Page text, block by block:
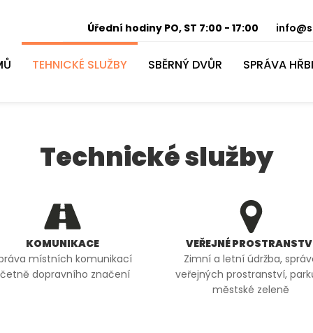
Úřední hodiny PO, ST 7:00 - 17:00
TEHNICKÉ SLUŽBY SBĚRNÝ DVŮR SPRÁVA
Technické služby
KOMUNIKACE
místních komunikací
dopravního značení
VEŘEJNÉ
Zimní a letní údržba,
veřejných prostranství,
městské zeleně